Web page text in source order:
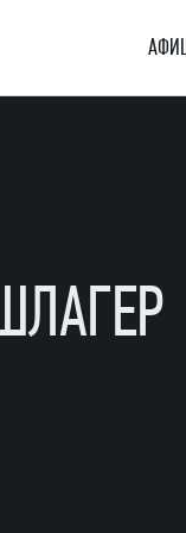
и балета